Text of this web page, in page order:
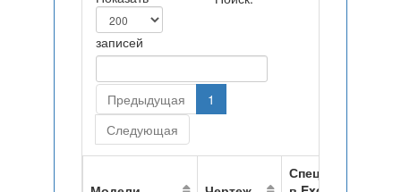
записей
Предыдущая
1
Следующая
Спецификация